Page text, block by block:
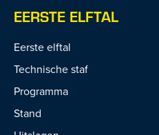
EERSTE ELFTAL
Eerste elftal
Technische staf
Programma
Stand